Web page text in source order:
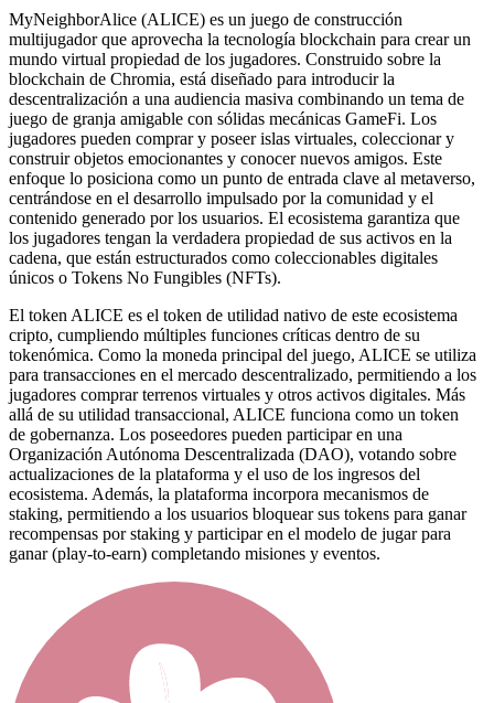
MyNeighborAlice (ALICE) es un juego de construcción
multijugador que aprovecha la tecnología blockchain para crear un
mundo virtual propiedad de los jugadores. Construido sobre la
blockchain de Chromia, está diseñado para introducir la
descentralización a una audiencia masiva combinando un tema de
juego de granja amigable con sólidas mecánicas GameFi. Los
jugadores pueden comprar y poseer islas virtuales, coleccionar y
construir objetos emocionantes y conocer nuevos amigos. Este
enfoque lo posiciona como un punto de entrada clave al metaverso,
centrándose en el desarrollo impulsado por la comunidad y el
contenido generado por los usuarios. El ecosistema garantiza que
los jugadores tengan la verdadera propiedad de sus activos en la
cadena, que están estructurados como coleccionables digitales
únicos o Tokens No Fungibles (NFTs).
El token ALICE es el token de utilidad nativo de este ecosistema
cripto, cumpliendo múltiples funciones críticas dentro de su
tokenómica. Como la moneda principal del juego, ALICE se utiliza
para transacciones en el mercado descentralizado, permitiendo a los
jugadores comprar terrenos virtuales y otros activos digitales. Más
allá de su utilidad transaccional, ALICE funciona como un token
de gobernanza. Los poseedores pueden participar en una
Organización Autónoma Descentralizada (DAO), votando sobre
actualizaciones de la plataforma y el uso de los ingresos del
ecosistema. Además, la plataforma incorpora mecanismos de
staking, permitiendo a los usuarios bloquear sus tokens para ganar
recompensas por staking y participar en el modelo de jugar para
ganar (play-to-earn) completando misiones y eventos.